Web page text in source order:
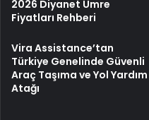
2026 Diyanet Umre
Fiyatları Rehberi
Vira Assistance’tan
Türkiye Genelinde Güvenli
Araç Taşıma ve Yol Yardım
Atağı